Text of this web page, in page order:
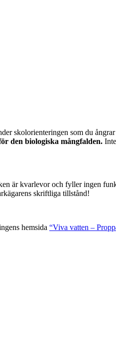
skolorienteringen som du ångrar
den biologiska mångfalden.
är kvarlevor och fyller ingen
skriftliga tillstånd!
hemsida “Viva vatten –